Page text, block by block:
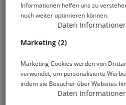
Das richtige Wissen, wie unter
Informationen helfen uns zu
noch weiter optimieren können.
Daten
Marketing (2)
Marketing Cookies werden von
verwendet, um personalisierte
indem sie Besucher über Websites
Daten